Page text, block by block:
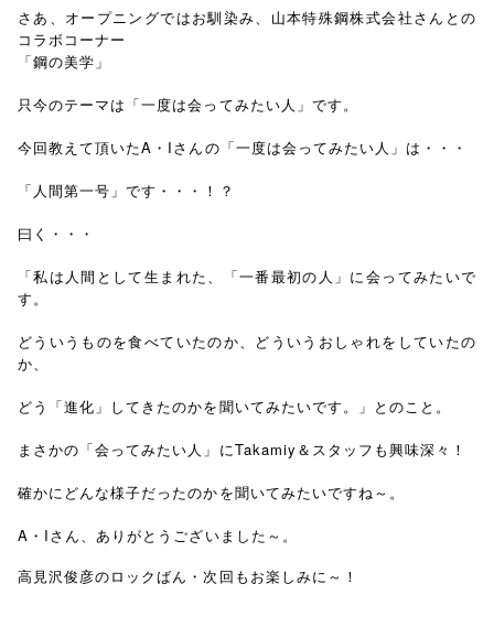
さあ、オープニングではお馴染み、山本特殊鋼株式会社さんとの
コラボコーナー
「鋼の美学」
只今のテーマは「一度は会ってみたい人」です。
今回教えて頂いたA・Iさんの「一度は会ってみたい人」は・・・
「人間第一号」です・・・！？
曰く・・・
「私は人間として生まれた、「一番最初の人」に会ってみたいで
す。
どういうものを食べていたのか、どういうおしゃれをしていたの
か、
どう「進化」してきたのかを聞いてみたいです。」とのこと。
まさかの「会ってみたい人」にTakamiy＆スタッフも興味深々！
確かにどんな様子だったのかを聞いてみたいですね～。
A・Iさん、ありがとうございました～。
高見沢俊彦のロックばん・次回もお楽しみに～！